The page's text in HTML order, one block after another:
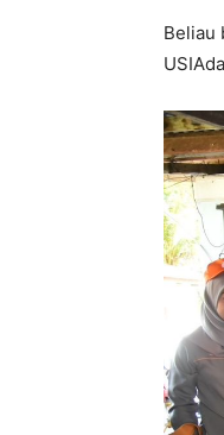
Beliau